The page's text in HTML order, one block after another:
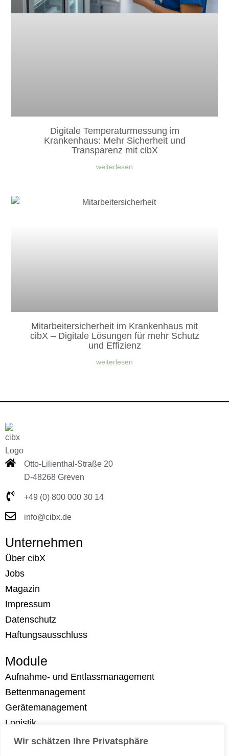
Wir schätzen Ihre Privatsphäre
Digitale Temperaturmessung im
Krankenhaus: Mehr Sicherheit und
Transparenz mit cibX
weiterlesen
Mitarbeitersicherheit im Krankenhaus mit
cibX – Digitale Lösungen für mehr Schutz
und Effizienz
weiterlesen
Otto-Lilienthal-Straße 20
D-48268 Greven
+49 (0) 800 000 30 14
info@cibx.de
Unternehmen
Über cibX
Jobs
Magazin
Impressum
Datenschutz
Haftungsausschluss
Module
Aufnahme- und Entlassmanagement
Bettenmanagement
Gerätemanagement
Logistik
Messenger